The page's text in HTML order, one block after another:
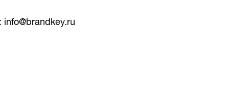
info@brandkey.ru